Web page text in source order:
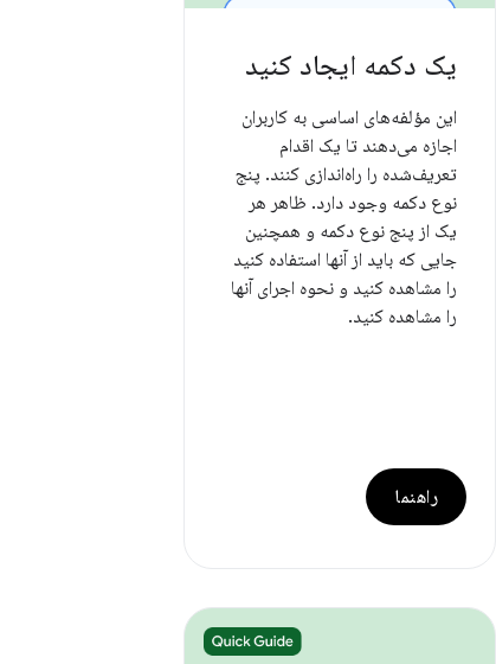
یک دکمه ایجاد کنید
این مؤلفه‌های اساسی به کاربران
اجازه می‌دهند تا یک اقدام
تعریف‌شده را راه‌اندازی کنند. پنج
نوع دکمه وجود دارد. ظاهر هر
یک از پنج نوع دکمه و همچنین
جایی که باید از آنها استفاده کنید
را مشاهده کنید و نحوه اجرای آنها
را مشاهده کنید.
راهنما